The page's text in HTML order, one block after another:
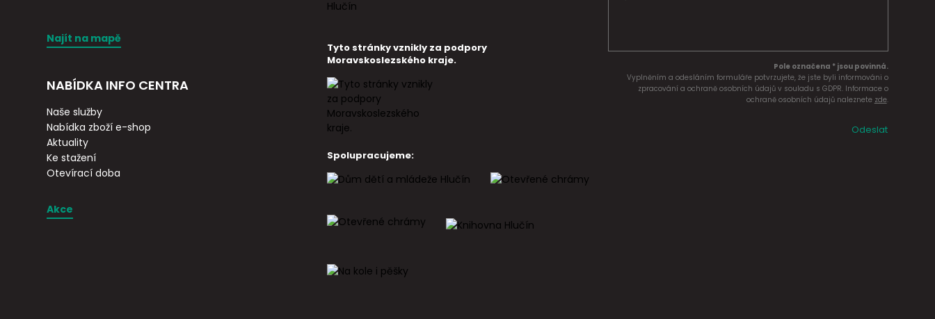
Najít na mapě
NABÍDKA INFO CENTRA
Naše služby
Nabídka zboží e-shop
Aktuality
Ke stažení
Otevírací doba
Akce
Tyto stránky vznikly za podpory
Moravskoslezského kraje.
Spolupracujeme:
Pole označena * jsou povinná.
Vyplněním a odesláním formuláře potvrzujete, že jste byli informováni o
zpracování a ochraně osobních údajů v souladu s GDPR. Informace o
ochraně osobních údajů naleznete zde.
Odeslat